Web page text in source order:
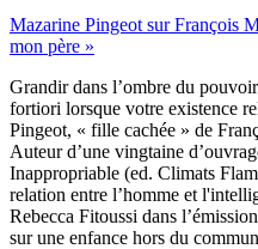
Mazarine Pingeot sur François
mon père »
Grandir dans l’ombre du
fortiori lorsque votre existence
Pingeot, « fille cachée » de
Auteur d’une vingtaine
Inappropriable (ed. Climats
relation entre l’homme et
Rebecca Fitoussi dans
sur une enfance hors du